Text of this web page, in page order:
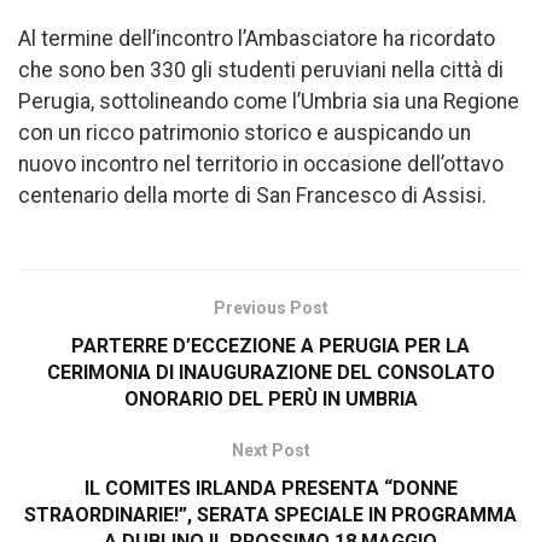
Al termine dell’incontro l’Ambasciatore ha ricordato
che sono ben 330 gli studenti peruviani nella città di
Perugia, sottolineando come l’Umbria sia una Regione
con un ricco patrimonio storico e auspicando un
nuovo incontro nel territorio in occasione dell’ottavo
centenario della morte di San Francesco di Assisi.
Previous Post
PARTERRE D’ECCEZIONE A PERUGIA PER LA
CERIMONIA DI INAUGURAZIONE DEL CONSOLATO
ONORARIO DEL PERÙ IN UMBRIA
Next Post
IL COMITES IRLANDA PRESENTA “DONNE
STRAORDINARIE!”, SERATA SPECIALE IN PROGRAMMA